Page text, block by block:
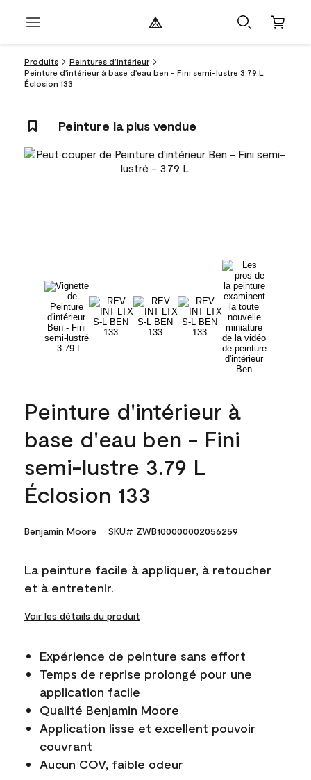
Produits
Peintures d’intérieur
Peinture d'intérieur à base d'eau ben - Fini semi-lustre 3.79 L
Éclosion 133
Peinture la plus vendue
Peinture d'intérieur à
base d'eau ben - Fini
semi-lustre 3.79 L
Éclosion 133
Benjamin Moore SKU# ZWB100000002056259
La peinture facile à appliquer, à retoucher
et à entretenir.
Voir les détails du produit
Expérience de peinture sans effort
Temps de reprise prolongé pour une
application facile
Qualité Benjamin Moore
Application lisse et excellent pouvoir
couvrant
Aucun COV, faible odeur